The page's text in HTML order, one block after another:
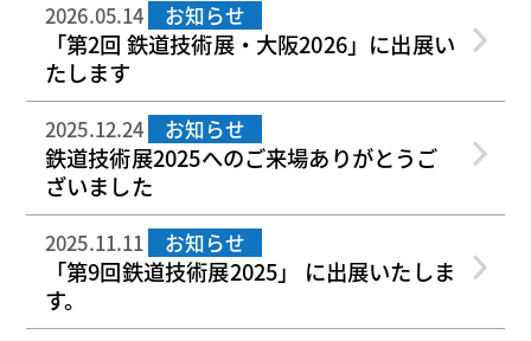
2026.05.14 お知らせ
「第2回 鉄道技術展・大阪2026」に出展い
たします
2025.12.24 お知らせ
鉄道技術展2025へのご来場ありがとうご
ざいました
2025.11.11 お知らせ
「第9回鉄道技術展2025」 に出展いたしま
す。